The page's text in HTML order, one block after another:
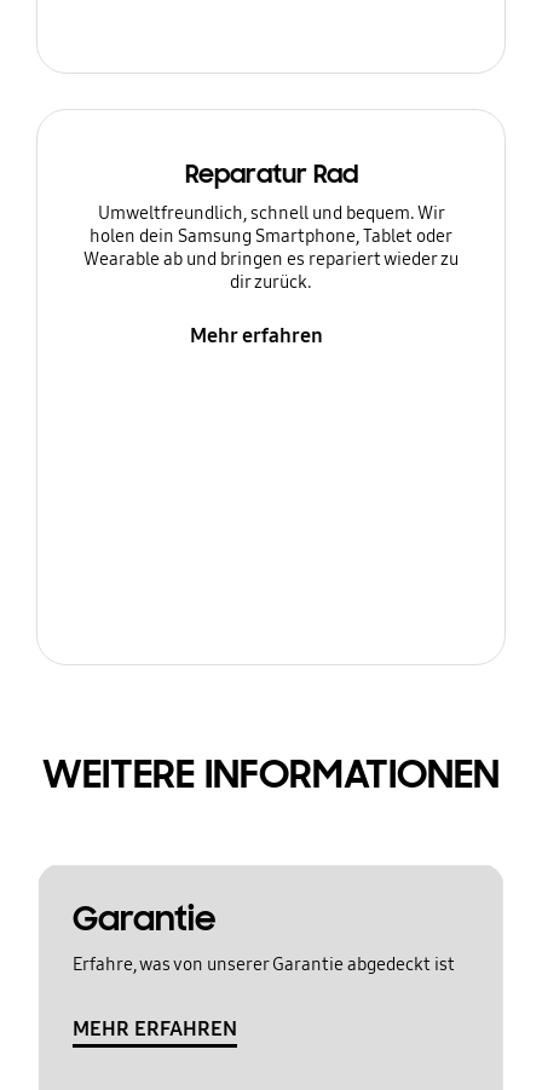
Reparatur Rad
Umweltfreundlich, schnell und bequem. Wir
holen dein Samsung Smartphone, Tablet oder
Wearable ab und bringen es repariert wieder zu
dir zurück.
Mehr erfahren
WEITERE INFORMATIONEN
Garantie
Erfahre, was von unserer Garantie abgedeckt ist
MEHR ERFAHREN